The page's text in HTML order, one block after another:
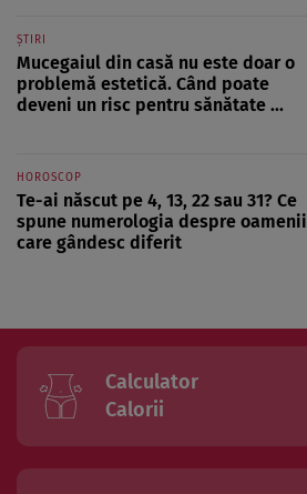
ȘTIRI
Mucegaiul din casă nu este doar o
problemă estetică. Când poate
deveni un risc pentru sănătate ...
HOROSCOP
Te-ai născut pe 4, 13, 22 sau 31? Ce
spune numerologia despre oamenii
care gândesc diferit
Calculator
Calorii